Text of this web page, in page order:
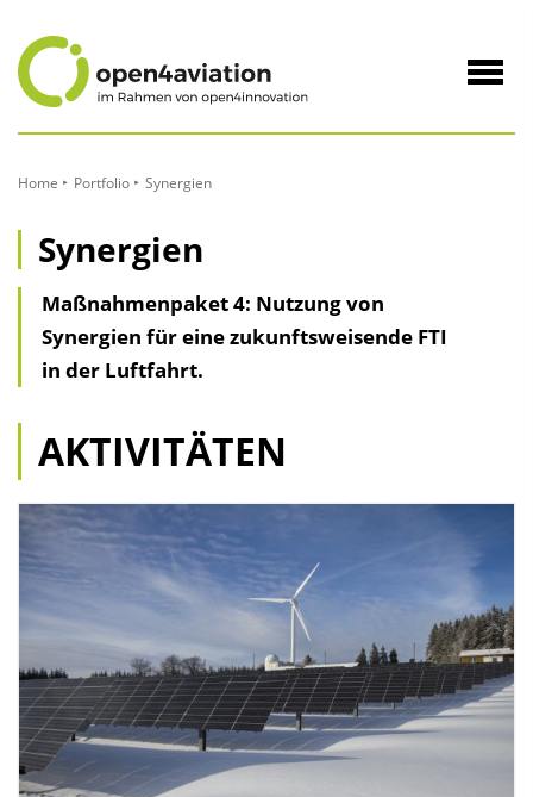
Inhalt
Home Portfolio Synergien
Synergien
Maßnahmenpaket 4: Nutzung von
Synergien für eine zukunftsweisende FTI
in der Luftfahrt.
AKTIVITÄTEN